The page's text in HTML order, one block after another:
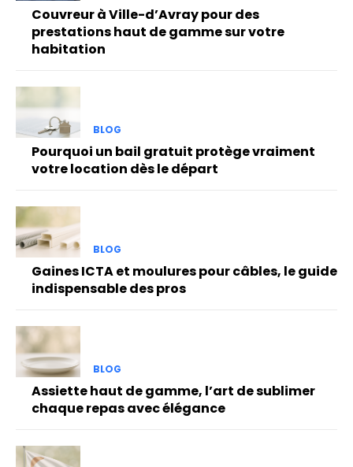
Couvreur à Ville-d’Avray pour des
prestations haut de gamme sur votre
habitation
BLOG
Pourquoi un bail gratuit protège vraiment
votre location dès le départ
BLOG
Gaines ICTA et moulures pour câbles, le guide
indispensable des pros
BLOG
Assiette haut de gamme, l’art de sublimer
chaque repas avec élégance